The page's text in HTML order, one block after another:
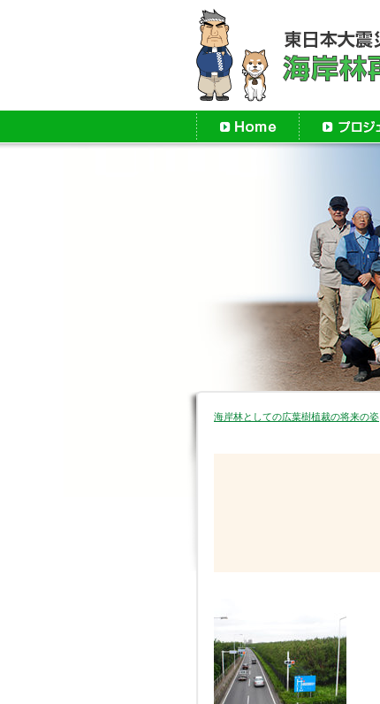
海岸林としての広葉樹植裁の将来の姿